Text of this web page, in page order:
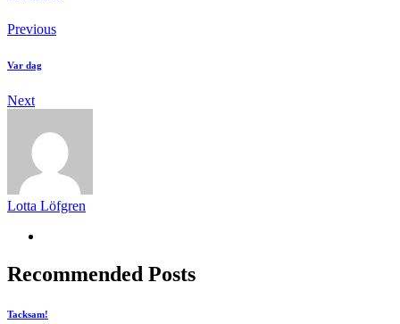
Previous
Var dag
Next
Lotta Löfgren
Recommended Posts
Tacksam!